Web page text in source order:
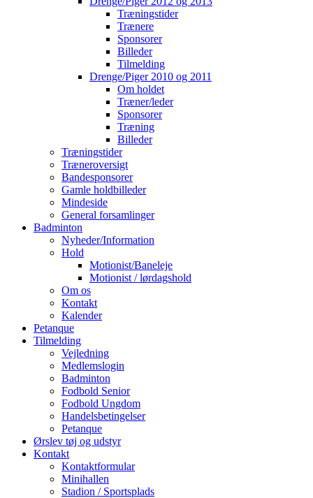
Træningstider
Trænere
Sponsorer
Billeder
Tilmelding
Drenge/Piger 2010 og 2011
Om holdet
Træner/leder
Sponsorer
Træning
Billeder
Træningstider
Træneroversigt
Bandesponsorer
Gamle holdbilleder
Mindeside
General forsamlinger
Badminton
Nyheder/Information
Hold
Motionist/Baneleje
Motionist / lørdagshold
Om os
Kontakt
Kalender
Petanque
Tilmelding
Vejledning
Medlemslogin
Badminton
Fodbold Senior
Fodbold Ungdom
Handelsbetingelser
Petanque
Ørslev tøj og udstyr
Kontakt
Kontaktformular
Minihallen
Stadion / Sportsplads